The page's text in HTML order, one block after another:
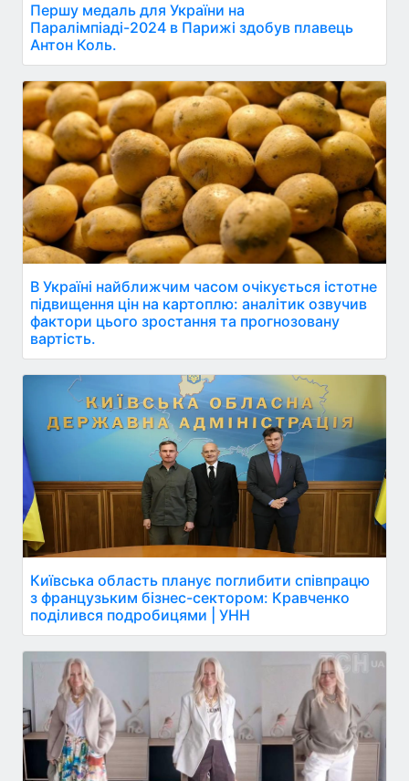
Першу медаль для України на
Паралімпіаді-2024 в Парижі здобув плавець
Антон Коль.
В Україні найближчим часом очікується істотне
підвищення цін на картоплю: аналітик озвучив
фактори цього зростання та прогнозовану
вартість.
Київська область планує поглибити співпрацю
з французьким бізнес-сектором: Кравченко
поділився подробицями | УНН